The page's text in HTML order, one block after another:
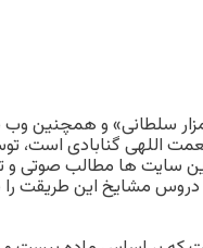
سلطانی» و همچنین
اللهی گنابادی است،
ها مطالب صوتی و
مشایخ این طریقت را